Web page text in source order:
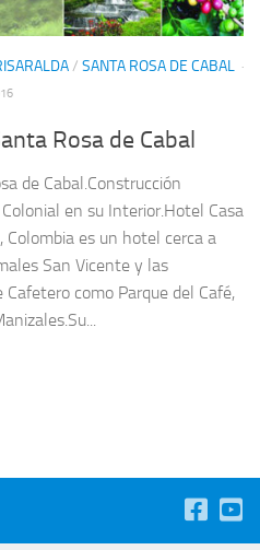
/ SANTA ROSA DE CABAL ·
Rosa de Cabal
de Cabal.Construcción
en su Interior.Hotel Casa
Colombia es un hotel cerca a
San Vicente y las
como Parque del Café,